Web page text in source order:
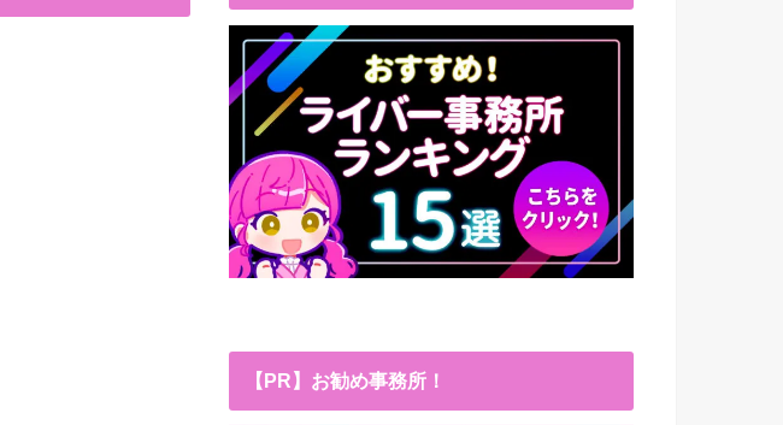
【PR】お勧め事務所！